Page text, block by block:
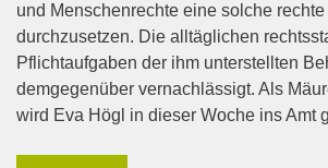
und Menschenrechte eine solche
durchzusetzen. Die alltäglichen
Pflichtaufgaben der ihm unterstellten
demgegenüber vernachlässigt. Als
wird Eva Högl in dieser Woche ins Amt